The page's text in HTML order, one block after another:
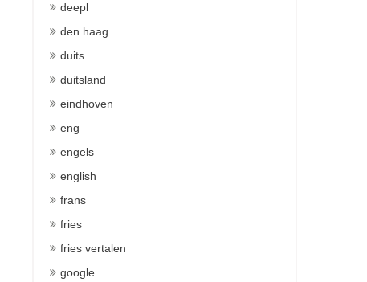
deepl
den haag
duits
duitsland
eindhoven
eng
engels
english
frans
fries
fries vertalen
google